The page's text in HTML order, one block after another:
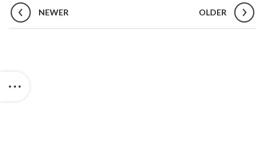
NEWER OLDER